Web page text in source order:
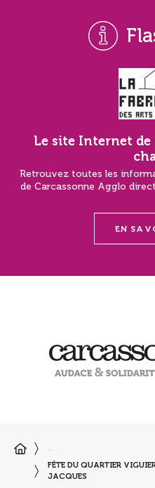
Le site Internet de
Retrouvez toutes les
de Carcassonne Agglo
EN
…
FÊTE DU QUARTIER
JACQUES